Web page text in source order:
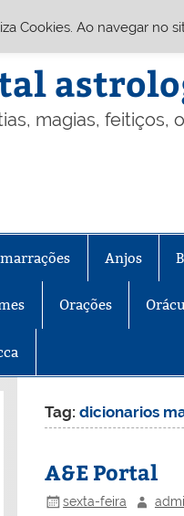
magias, feitiços,
Anjos
Orações
Tag:dicionarios
A&E Portal
sexta-feira
Cookies. Ao navegar no